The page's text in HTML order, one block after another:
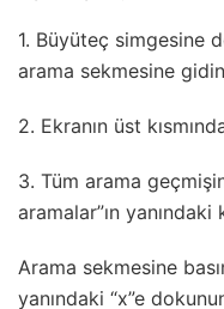
1. Büyüteç simgesine
arama sekmesine
2. Ekranın üst
3. Tüm arama
aramalar”ın
Arama sekmesine
yanındaki “x”e